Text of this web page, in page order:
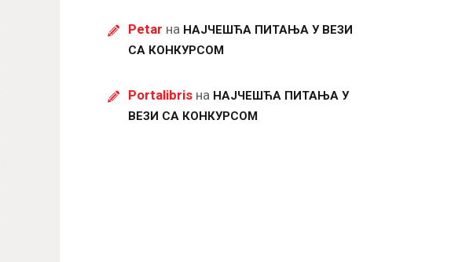
Petar на НАЈЧЕШЋА ПИТАЊА У ВЕЗИ
СА КОНКУРСОМ
Portalibris на НАЈЧЕШЋА ПИТАЊА У
ВЕЗИ СА КОНКУРСОМ